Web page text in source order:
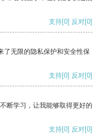
支持[0] 反对[0]
了无限的隐私保护和安全性保
支持[0] 反对[0]
断学习，让我能够取得更好的
支持[0] 反对[0]